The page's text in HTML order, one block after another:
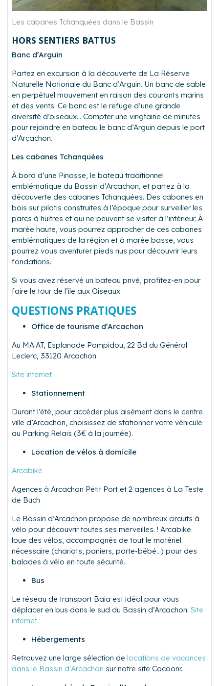
Les cabanes Tchanquées dans le Bassin
HORS SENTIERS BATTUS
Banc d’Arguin
Partez en excursion à la découverte de La Réserve
Naturelle Nationale du Banc d’Arguin. Un banc de sable
en perpétuel mouvement en raison des courants marins
et des vents. Ce banc est le refuge d’une grande
diversité d’oiseaux… Compter une vingtaine de minutes
pour rejoindre en bateau le banc d’Arguin depuis le port
d’Arcachon.
Les cabanes Tchanquées
À bord d’une Pinasse, le bateau traditionnel
emblématique du Bassin d'Arcachon, et partez à la
découverte des cabanes Tchanquées. Des cabanes en
bois sur pilotis construites à l’époque pour surveiller les
parcs à huîtres et qui ne peuvent se visiter à l’intérieur. À
marée haute, vous pourrez approcher de ces cabanes
emblématiques de la région et à marée basse, vous
pourrez vous aventurer pieds nus pour découvrir leurs
fondations.
Si vous avez réservé un bateau privé, profitez-en pour
faire le tour de l’île aux Oiseaux.
QUESTIONS PRATIQUES
Office de tourisme d’Arcachon
Au MA.AT, Esplanade Pompidou, 22 Bd du Général
Leclerc, 33120 Arcachon
Site internet
Stationnement
Durant l’été, pour accéder plus aisément dans le centre
ville d’Arcachon, choisissez de stationner votre véhicule
au Parking Relais (3€ à la journée).
Location de vélos à domicile
Arcabike
Agences à Arcachon Petit Port et 2 agences à La Teste
de Buch
Le Bassin d’Arcachon propose de nombreux circuits à
vélo pour découvrir toutes ses merveilles. ! Arcabike
loue des vélos, accompagnés de tout le matériel
nécessaire (chariots, paniers, porte-bébé…) pour des
balades à vélo en toute sécurité.
Bus
Le réseau de transport Baia est idéal pour vous
déplacer en bus dans le sud du Bassin d’Arcachon. Site
internet.
Hébergements
Retrouvez une large sélection de locations de vacances
dans le Bassin d'Arcachon sur notre site Cocoonr.